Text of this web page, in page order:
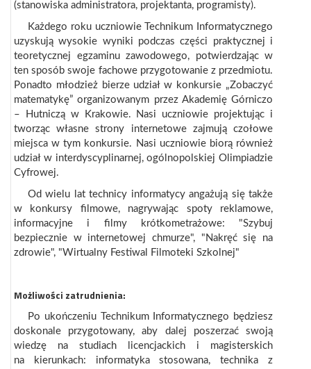
(stanowiska administratora, projektanta, programisty).
Każdego roku uczniowie Technikum Informatycznego
uzyskują wysokie wyniki podczas części praktycznej i
teoretycznej egzaminu zawodowego, potwierdzając w
ten sposób swoje fachowe przygotowanie z przedmiotu.
Ponadto młodzież bierze udział w konkursie „Zobaczyć
matematykę” organizowanym przez Akademię Górniczo
– Hutniczą w Krakowie. Nasi uczniowie projektując i
tworząc własne strony internetowe zajmują czołowe
miejsca w tym konkursie. Nasi uczniowie biorą również
udział w interdyscyplinarnej, ogólnopolskiej Olimpiadzie
Cyfrowej.
Od wielu lat technicy informatycy angażują się także
w konkursy filmowe, nagrywając spoty reklamowe,
informacyjne i filmy krótkometrażowe: "Szybuj
bezpiecznie w internetowej chmurze", "Nakręć się na
zdrowie", "Wirtualny Festiwal Filmoteki Szkolnej"
Możliwości zatrudnienia:
Po ukończeniu Technikum Informatycznego będziesz
doskonale przygotowany, aby dalej poszerzać swoją
wiedzę na studiach licencjackich i magisterskich
na kierunkach: informatyka stosowana, technika z